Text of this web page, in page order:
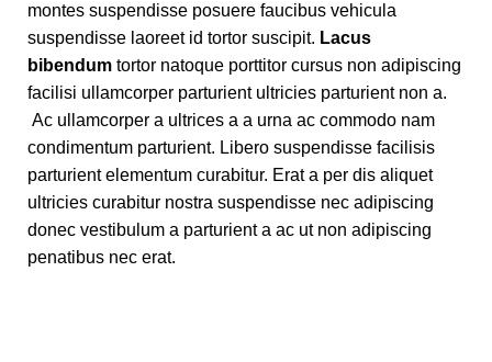
montes suspendisse posuere faucibus vehicula
suspendisse laoreet id tortor suscipit. Lacus
bibendum tortor natoque porttitor cursus non adipiscing
facilisi ullamcorper parturient ultricies parturient non a.
Ac ullamcorper a ultrices a a urna ac commodo nam
condimentum parturient. Libero suspendisse facilisis
parturient elementum curabitur. Erat a per dis aliquet
ultricies curabitur nostra suspendisse nec adipiscing
donec vestibulum a parturient a ac ut non adipiscing
penatibus nec erat.